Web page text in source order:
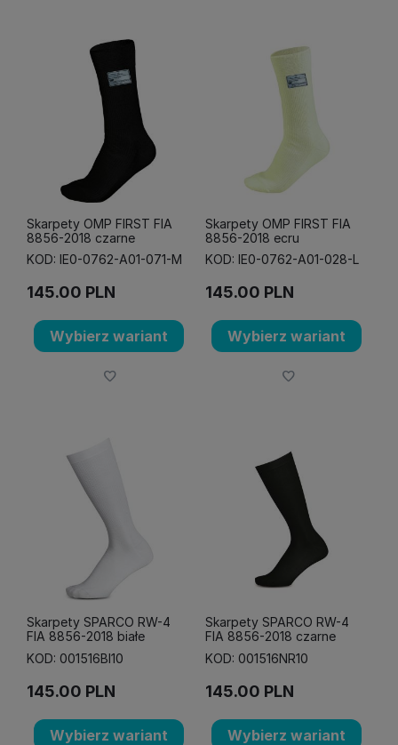
Skarpety OMP FIRST FIA
8856-2018 czarne
KOD: IE0-0762-A01-071-M
145.00 PLN
Wybierz wariant
Skarpety OMP FIRST FIA
8856-2018 ecru
KOD: IE0-0762-A01-028-L
145.00 PLN
Wybierz wariant
Skarpety SPARCO RW-4
FIA 8856-2018 białe
KOD: 001516BI10
145.00 PLN
Wybierz wariant
Skarpety SPARCO RW-4
FIA 8856-2018 czarne
KOD: 001516NR10
145.00 PLN
Wybierz wariant